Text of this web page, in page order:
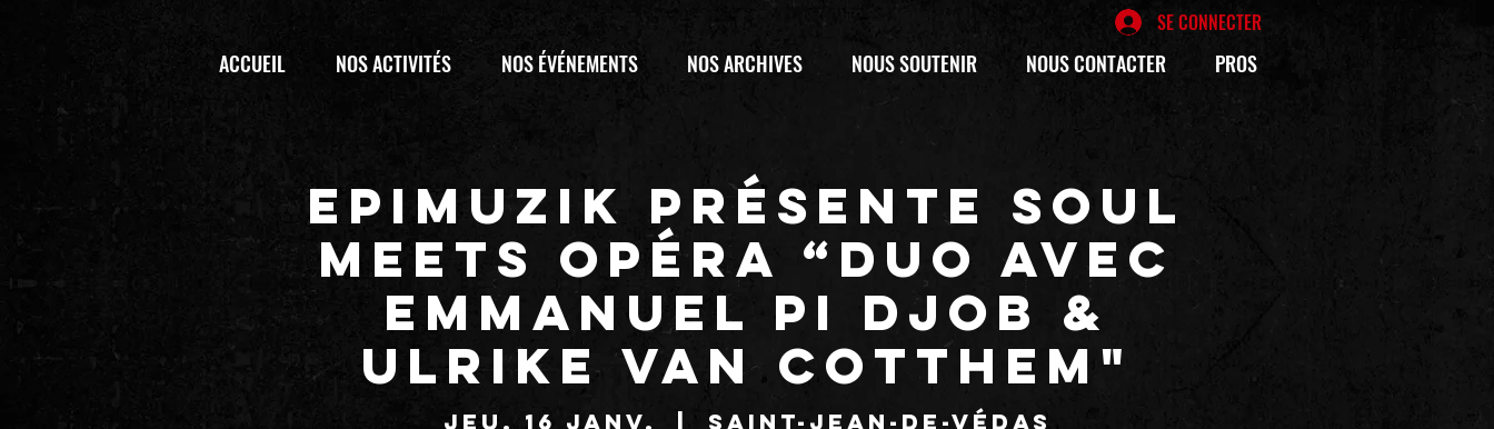
SE CONNECTER
ACCUEIL NOS ACTIVITÉS NOS ÉVÉNEMENTS NOS ARCHIVES NOUS SOUTENIR NOUS CONTACTER PROS
EPIMUZIK présente SOUL
MEETS OPÉRA “Duo avec
Emmanuel PI DJOB &
Ulrike VAN COTTHEM"
jeu. 16 janv. Saint-Jean-de-Védas